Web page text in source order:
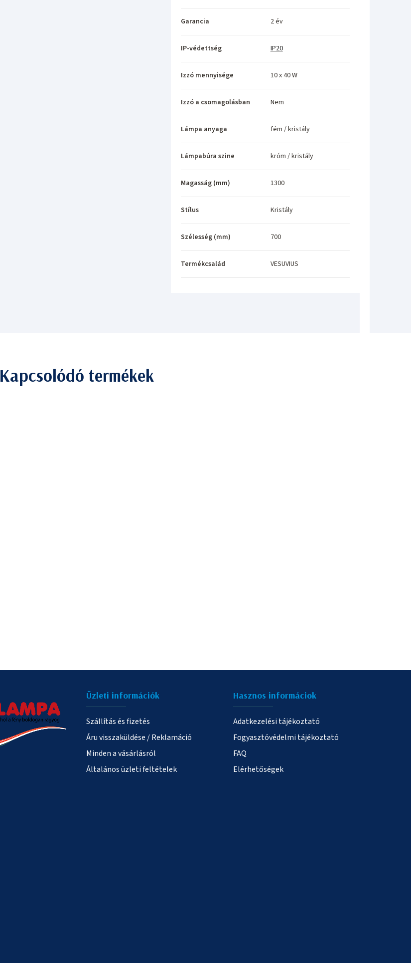
Garancia 2 év
IP-védettség IP20
Izzó mennyisége 10 x 40 W
Izzó a csomagolásban Nem
Lámpa anyaga fém / kristály
Lámpabúra szine króm / kristály
Magasság (mm) 1300
Stílus Kristály
Szélesség (mm) 700
Termékcsalád VESUVIUS
Kapcsolódó termékek
Üzleti információk
Szállítás és fizetés
Áru visszaküldése / Reklamáció
Minden a vásárlásról
Általános üzleti feltételek
Hasznos informáciok
Adatkezelési tájékoztató
Fogyasztóvédelmi tájékoztató
FAQ
Elérhetőségek